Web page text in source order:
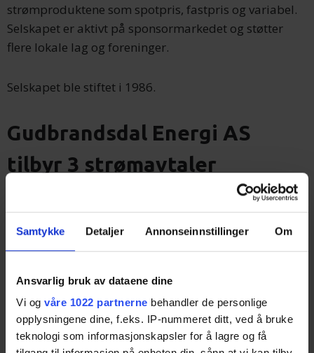
Samtykke Detaljer Annonseinnstillinger Om
Ansvarlig bruk av dataene dine
Vi og våre 1022 partnerne behandler de personlige
opplysningene dine, f.eks. IP-nummeret ditt, ved å bruke
teknologi som informasjonskapsler for å lagre og få
strømproduktene som spotpris, fastpris og variabel.
Selskapet er aktivt på sponsormarkedet og støtter
flere lokale lag og foreninger.
Selskapet ble stiftet i 1986.
Gudbrandsdal Energi AS
tilbyr 3 strømavtaler
Klikk deg inn på avtalene for å lese mer, eller benytt
Standard Timespot
Standard Timespot kampanje -1